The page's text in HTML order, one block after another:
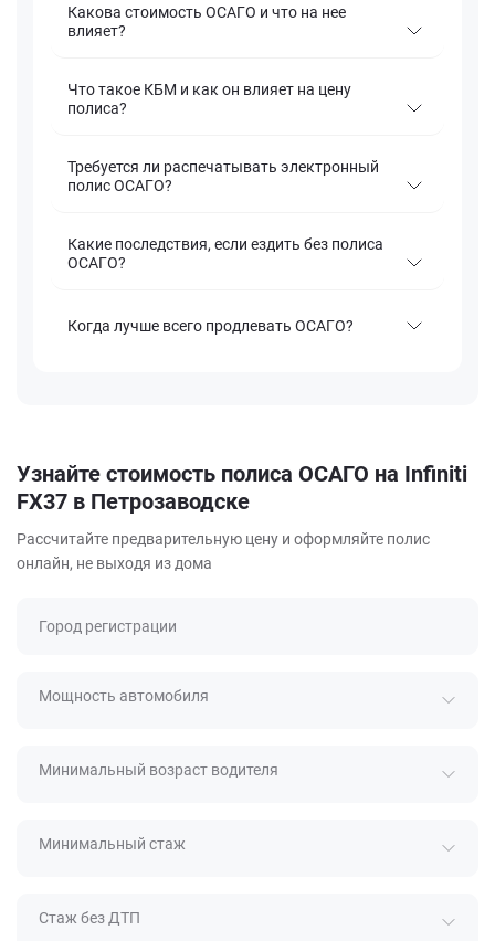
Какова стоимость ОСАГО и что на нее
влияет?
Что такое КБМ и как он влияет на цену
полиса?
Требуется ли распечатывать электронный
полис ОСАГО?
Какие последствия, если ездить без полиса
ОСАГО?
Когда лучше всего продлевать ОСАГО?
Узнайте стоимость полиса ОСАГО на Infiniti
FX37 в Петрозаводске
Рассчитайте предварительную цену и оформляйте полис
онлайн, не выходя из дома
Город регистрации
Мощность автомобиля
Минимальный возраст водителя
Минимальный стаж
Стаж без ДТП